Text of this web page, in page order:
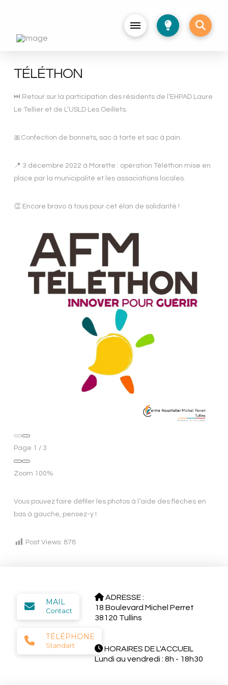
TÉLÉTHON
⏭ Retour sur la participation des résidents de l’EHPAD Laure
Le Tellier et de L’USLD Les Oeillets.
🎀Confection de bonnets, sac à tarte et sac à pain.
📍 3 décembre 2022 à Morette : opération Téléthon mise en
place par la municipalité et les associations locales.
👏 Encore bravo à tous pour cet élan de solidarité !
Page 1 / 3
Zoom 100%
Vous pouvez faire défiler les photos à l’aide des flèches en
bas à gauche, pensez-y !
Post Views: 878
MAIL
Contact
TÉLÉPHONE
Standart
ADRESSE :
18 Boulevard Michel Perret
38120 Tullins
HORAIRES DE L'ACCUEIL
Lundi au vendredi : 8h - 18h30